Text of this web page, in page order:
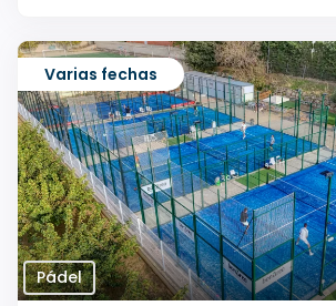
Varias fechas
Pádel